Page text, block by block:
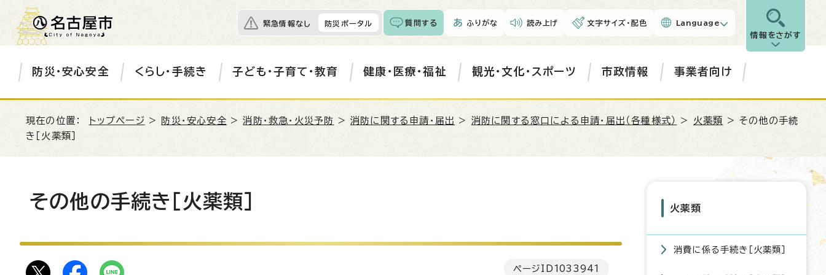
緊急情報なし 防災ポータル 質問する ふりがな 読み上げ 文字サイズ・配色 Language
情報をさがす
防災・安心安全 くらし・手続き 子ども・子育て・教育 健康・医療・福祉 観光・文化・スポーツ 市政情報 事業者向け
現在の位置： トップページ > 防災・安心安全>消防・救急・火災予防 >消防に関する申請・届出 > 消防に関する窓口による申請・届出（各種様式） > 火薬類
> その他の手続
き［火薬類］
その他の手続き［火薬類］
ページID 1033941
火薬類
消費に係る手続き［火薬類］